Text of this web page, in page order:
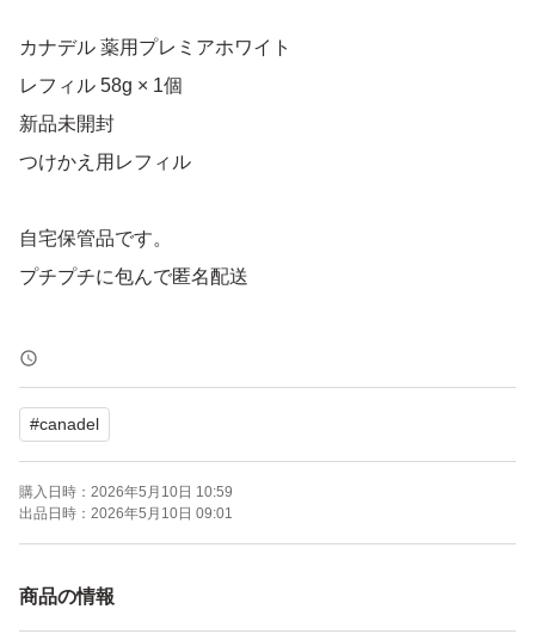
カナデル 薬用プレミアホワイト
レフィル 58g × 1個
新品未開封
つけかえ用レフィル
自宅保管品です。
プチプチに包んで匿名配送
CANADEL カナデル プレミアホワイト つけかえ用レフィ
ル 58g つめかえ 詰替え 詰め替え 付け替え リフィル
ブランド：CANADEL
#canadel
購入日時： 2026年5月10日 10:59
出品日時： 2026年5月10日 09:01
商品の情報